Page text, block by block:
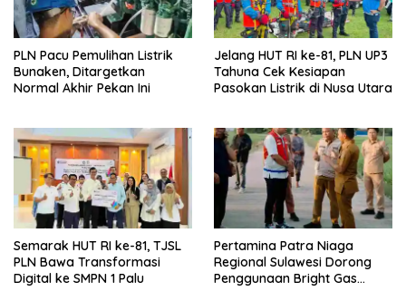
g
b
a
r
u
)
a
n
g
b
a
r
u
)
PLN Pacu Pemulihan Listrik
Bunaken, Ditargetkan
Normal Akhir Pekan Ini
Jelang HUT RI ke-81, PLN UP3
Tahuna Cek Kesiapan
Pasokan Listrik di Nusa Utara
Semarak HUT RI ke-81, TJSL
PLN Bawa Transformasi
Digital ke SMPN 1 Palu
Pertamina Patra Niaga
Regional Sulawesi Dorong
Penggunaan Bright Gas